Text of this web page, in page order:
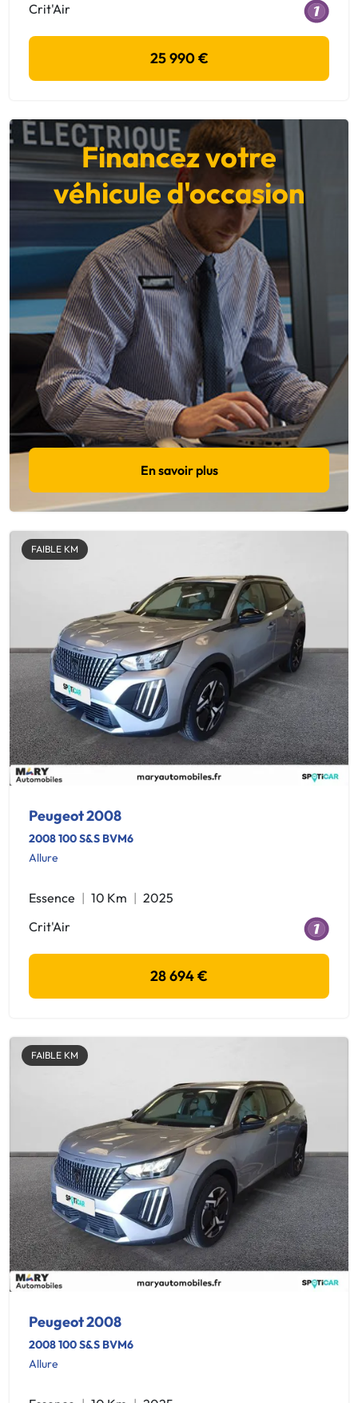
Crit'Air
25 990 €
Financez votre
véhicule d'occasion
En savoir plus
FAIBLE KM
Peugeot 2008
2008 100 S&S BVM6
Allure
Essence 10 Km
2025
Crit'Air
28 694 €
FAIBLE KM
Peugeot 2008
2008 100 S&S BVM6
Allure